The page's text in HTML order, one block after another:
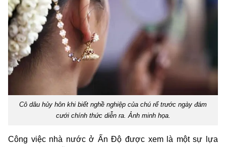
Cô dâu hủy hôn khi biết nghề nghiệp của chú rể trước ngày đám
cưới chính thức diễn ra. Ảnh minh họa.
Công việc nhà nước ở Ấn Độ được xem là một sự lựa